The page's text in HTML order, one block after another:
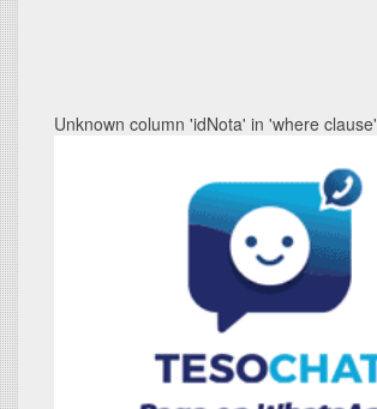
Unknown column 'idNota' in 'where clause'